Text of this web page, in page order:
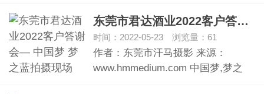
东莞市君达酒业2022客户答谢会— 中国梦 梦之蓝拍摄现场
时间：2022-05-23 浏览量：61
作者：东莞市汗马摄影 来源：
www.hmmedium.com 中国梦,梦之